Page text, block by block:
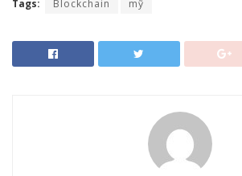
Tags: Blockchain mỹ